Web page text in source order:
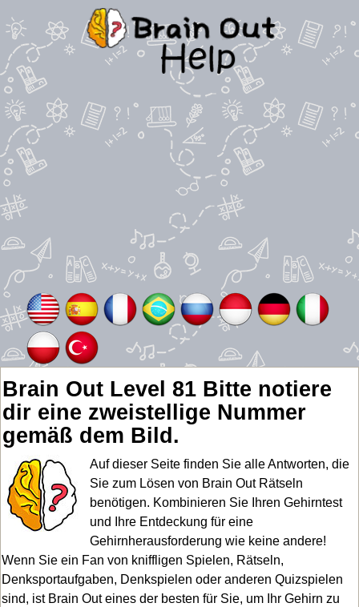
Brain Out Level 81 Bitte notiere
dir eine zweistellige Nummer
gemäß dem Bild.
Auf dieser Seite finden Sie alle Antworten, die
Sie zum Lösen von Brain Out Rätseln
benötigen. Kombinieren Sie Ihren Gehirntest
und Ihre Entdeckung für eine
Gehirnherausforderung wie keine andere!
Wenn Sie ein Fan von kniffligen Spielen, Rätseln,
Denksportaufgaben, Denkspielen oder anderen Quizspielen
sind, ist Brain Out eines der besten für Sie, um Ihr Gehirn zu